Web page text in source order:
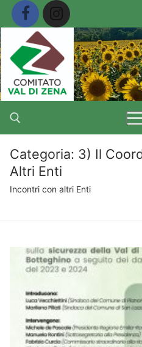
Vai
contenuto
Cerca:
Categoria: 3) Il
Altri Enti
Incontri con altri Enti